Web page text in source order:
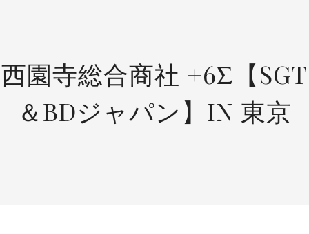
西園寺総合商社 +6Σ【SGT
＆BDジャパン】IN 東京